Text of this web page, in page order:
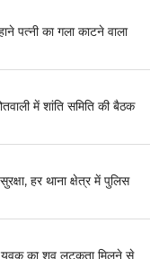
पत्नी का गला काटने वाला
में शांति समिति की बैठक
हर थाना क्षेत्र में पुलिस
का शव लटकता मिलने से